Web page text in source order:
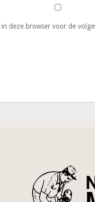
deze browser voor de